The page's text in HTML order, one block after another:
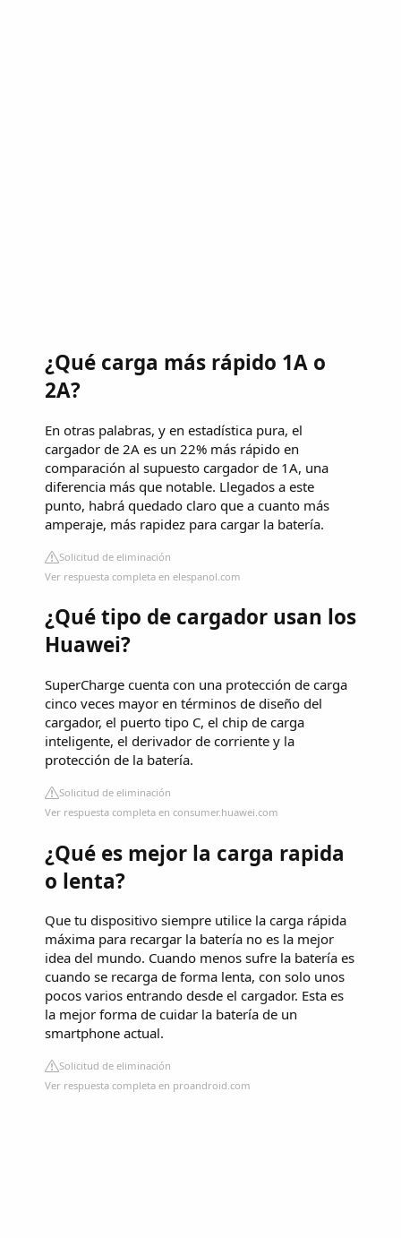
¿Qué carga más rápido 1A o
2A?
En otras palabras, y en estadística pura, el
cargador de 2A es un 22% más rápido en
comparación al supuesto cargador de 1A, una
diferencia más que notable. Llegados a este
punto, habrá quedado claro que a cuanto más
amperaje, más rapidez para cargar la batería.
Solicitud de eliminación
Ver respuesta completa en elespanol.com
¿Qué tipo de cargador usan los
Huawei?
SuperCharge cuenta con una protección de carga
cinco veces mayor en términos de diseño del
cargador, el puerto tipo C, el chip de carga
inteligente, el derivador de corriente y la
protección de la batería.
Solicitud de eliminación
Ver respuesta completa en consumer.huawei.com
¿Qué es mejor la carga rapida
o lenta?
Que tu dispositivo siempre utilice la carga rápida
máxima para recargar la batería no es la mejor
idea del mundo. Cuando menos sufre la batería es
cuando se recarga de forma lenta, con solo unos
pocos varios entrando desde el cargador. Esta es
la mejor forma de cuidar la batería de un
smartphone actual.
Solicitud de eliminación
Ver respuesta completa en proandroid.com